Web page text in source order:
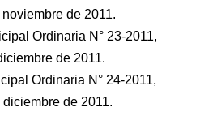
de 2011.
Ordinaria N° 23-2011,
de 2011.
Ordinaria N° 24-2011,
diciembre de 2011.